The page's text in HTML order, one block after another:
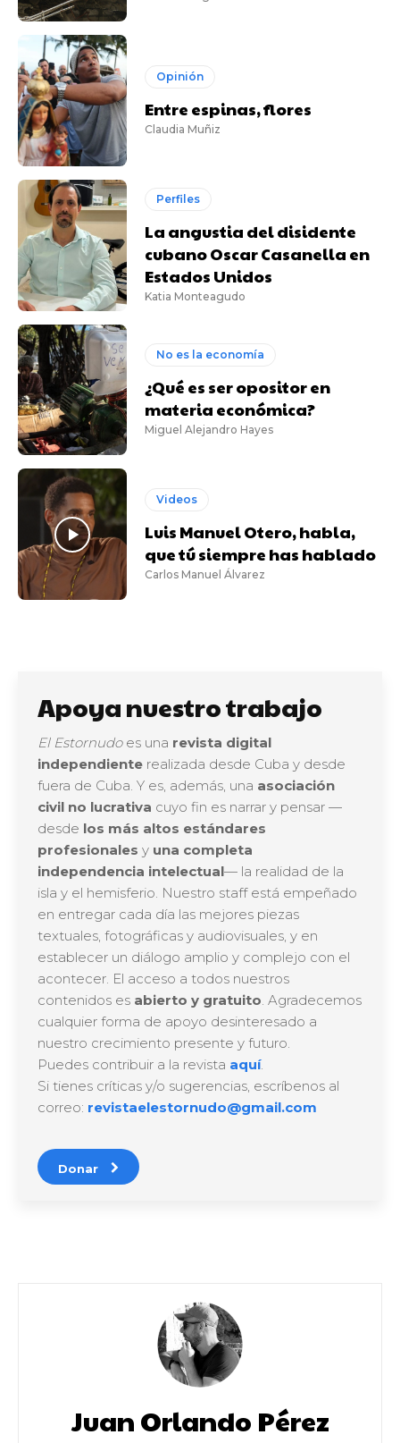
Opinión
Entre espinas, flores
Claudia Muñiz
Perfiles
La angustia del disidente
cubano Oscar Casanella en
Estados Unidos
Katia Monteagudo
No es la economía
¿Qué es ser opositor en
materia económica?
Miguel Alejandro Hayes
Videos
Luis Manuel Otero, habla,
que tú siempre has hablado
Carlos Manuel Álvarez
Apoya nuestro trabajo
El Estornudoes una revista digital
independiente realizada desde Cuba y desde
fuera de Cuba. Y es, además, una asociación
civil no lucrativa cuyo fin es narrar y pensar —
desde los más altos estándares
profesionales y una completa
independencia intelectual— la realidad de la
isla y el hemisferio. Nuestro staff está empeñado
en entregar cada día las mejores piezas
textuales, fotográficas y audiovisuales, y en
establecer un diálogo amplio y complejo con el
acontecer. El acceso a todos nuestros
contenidos es abierto y gratuito. Agradecemos
cualquier forma de apoyo desinteresado a
nuestro crecimiento presente y futuro.
Puedes contribuir a la revista aquí.
Si tienes críticas y/o sugerencias, escríbenos al
correo: revistaelestornudo@gmail.com
Donar
Juan Orlando Pérez